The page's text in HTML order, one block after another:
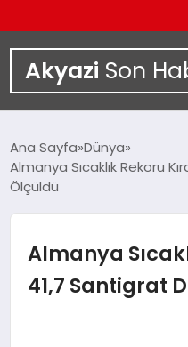
Akyazi Son
SIYASET
Ana Sayfa Dünya
Almanya Sıcaklık Rekoru
Ölçüldü
Almanya
41,7 Santigrat